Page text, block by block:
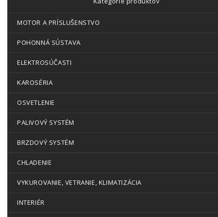
MOTOR A PRÍSLUŠENSTVO
POHONNÁ SÚSTAVA
ELEKTROSÚČASTI
KAROSÉRIA
OSVETLENIE
PALIVOVÝ SYSTÉM
BRZDOVÝ SYSTÉM
CHLADENIE
VYKUROVANIE, VETRANIE, KLIMATIZÁCIA
INTERIÉR